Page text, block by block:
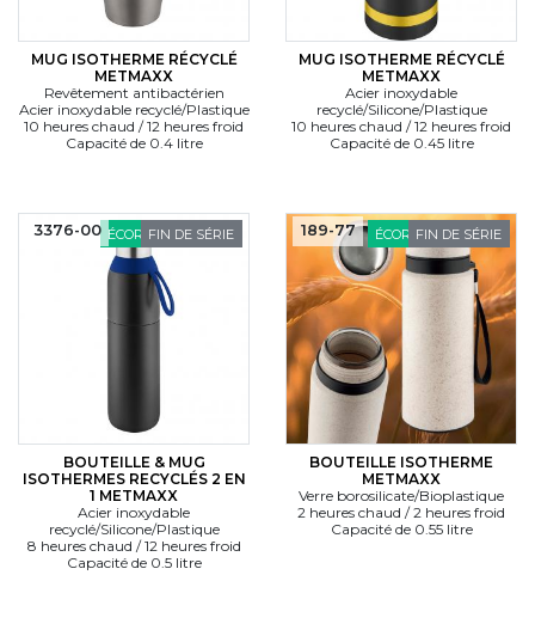
MUG ISOTHERME RÉCYCLÉ
METMAXX
Revêtement antibactérien
Acier inoxydable recyclé/Plastique
10 heures chaud / 12 heures froid
Capacité de 0.4 litre
MUG ISOTHERME RÉCYCLÉ
METMAXX
Acier inoxydable
recyclé/Silicone/Plastique
10 heures chaud / 12 heures froid
Capacité de 0.45 litre
ÉCORESPONSABLE
FIN DE SÉRIE
BOUTEILLE & MUG
ISOTHERMES RECYCLÉS 2 EN
1 METMAXX
Acier inoxydable
recyclé/Silicone/Plastique
8 heures chaud / 12 heures froid
Capacité de 0.5 litre
3376-00 ÉCORESPONSABLE
FIN DE SÉRIE
BOUTEILLE ISOTHERME
METMAXX
Verre borosilicate/Bioplastique
2 heures chaud / 2 heures froid
Capacité de 0.55 litre
189-77